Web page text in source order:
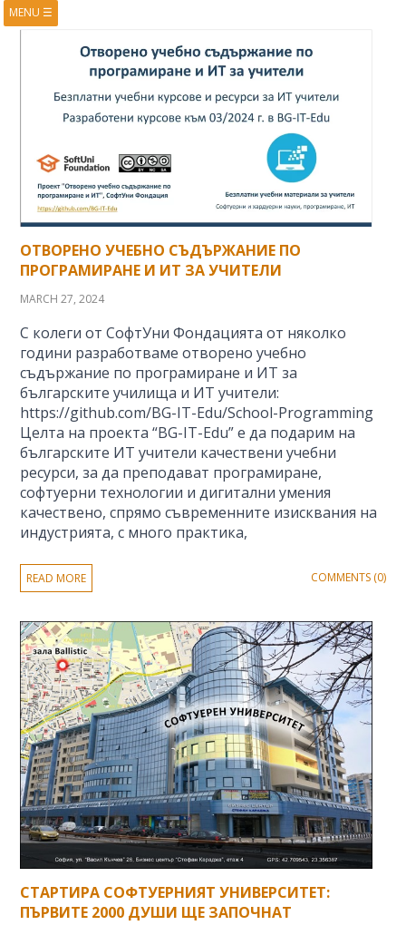
MENU ☰
BOOKS
PRESENTATIONS
RESEARCH
PUBLICATIONS
RSS FEED
ОТВОРЕНО УЧЕБНО СЪДЪРЖАНИЕ ПО
ПРОГРАМИРАНЕ И ИТ ЗА УЧИТЕЛИ
MARCH 27, 2024
С колеги от СофтУни Фондацията от няколко
години разработваме отворено учебно
съдържание по програмиране и ИТ за
българските училища и ИТ учители:
https://github.com/BG-IT-Edu/School-Programming
Целта на проекта “BG-IT-Edu” е да подарим на
българските ИТ учители качествени учебни
ресурси, за да преподават програмиране,
софтуерни технологии и дигитални умения
качествено, спрямо съвременните изисквания на
индустрията, с много практика,
READ MORE COMMENTS (0)
СТАРТИРА СОФТУЕРНИЯТ УНИВЕРСИТЕТ:
ПЪРВИТЕ 2000 ДУШИ ЩЕ ЗАПОЧНАТ